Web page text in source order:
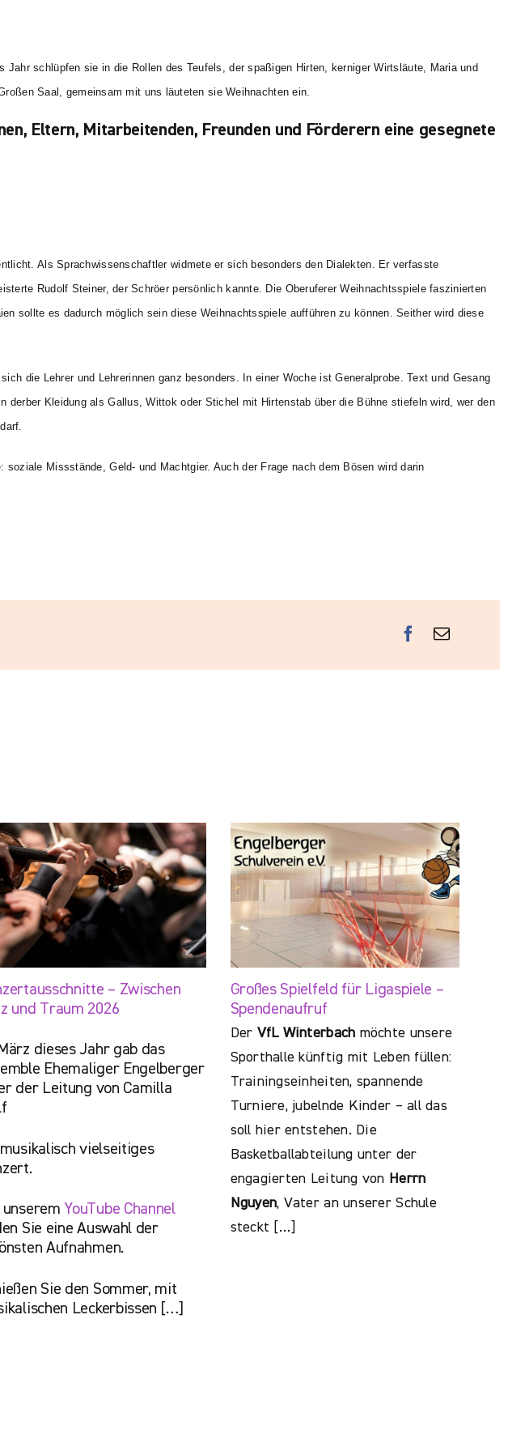
schlüpfen sie in die Rollen des Teufels, der spaßigen Hirten, kerniger Wirtsläute, Maria und
Saal, gemeinsam mit uns läuteten sie Weihnachten ein.
Eltern, Mitarbeitenden, Freunden und Förderern eine gesegnete
Als Sprachwissenschaftler widmete er sich besonders den Dialekten. Er verfasste
Rudolf Steiner, der Schröer persönlich kannte. Die Oberuferer Weihnachtsspiele faszinierten
sollte es dadurch möglich sein diese Weihnachtsspiele aufführen zu können. Seither wird diese
die Lehrer und Lehrerinnen ganz besonders. In einer Woche ist Generalprobe. Text und Gesang
Kleidung als Gallus, Wittok oder Stichel mit Hirtenstab über die Bühne stiefeln wird, wer den
Missstände, Geld- und Machtgier. Auch der Frage nach dem Bösen wird darin
– Zwischen
und Traum 2026
dieses Jahr gab das
Ehemaliger Engelberger
der Leitung von Camilla
vielseitiges
YouTube Channel
Sie eine Auswahl der
Aufnahmen.
Sie den Sommer, mit
Leckerbissen […]
Großes Spielfeld für Ligaspiele –
Spendenaufruf
Der VfL Winterbach möchte unsere
Sporthalle künftig mit Leben füllen:
Trainingseinheiten, spannende
Turniere, jubelnde Kinder – all das
soll hier entstehen. Die
Basketballabteilung unter der
engagierten Leitung von Herrn
Nguyen, Vater an unserer Schule
steckt […]